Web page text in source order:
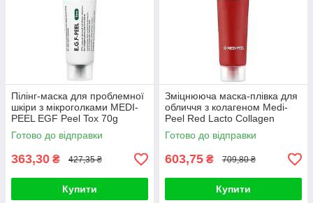
Пілінг-маска для проблемної
шкіри з мікроголками MEDI-
PEEL EGF Peel Tox 70g
Готово до відправки
363,30 ₴ 427,35 ₴
Купити
Зміцнююча маска-плівка для
обличчя з колагеном Medi-
Peel Red Lacto Collagen
Wrapping Mask 70ml
Готово до відправки
603,75 ₴ 709,80 ₴
Купити